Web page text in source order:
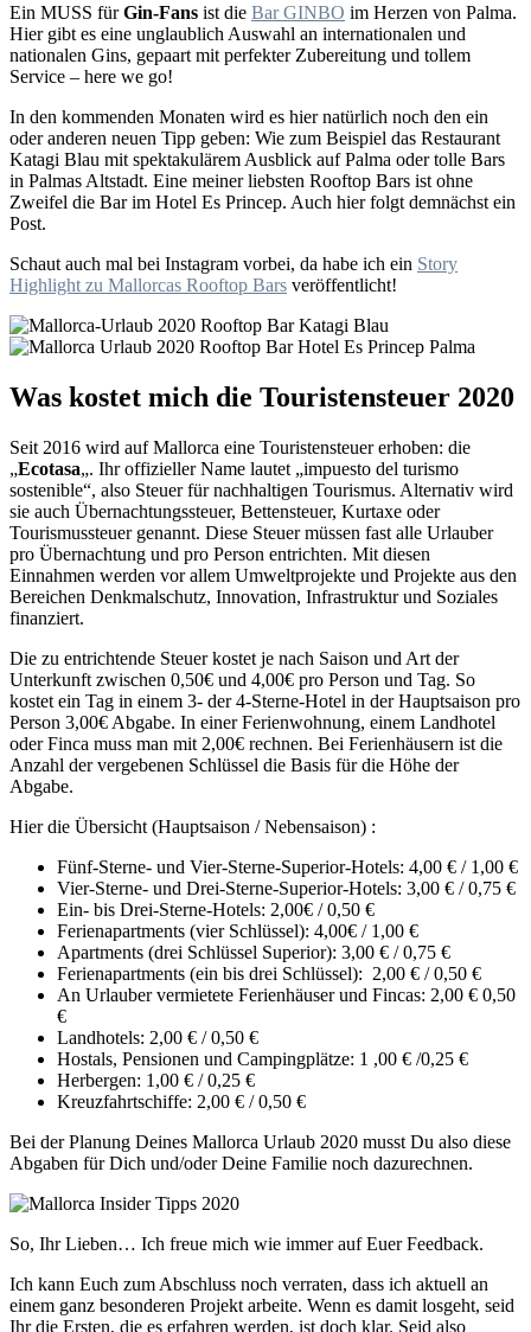
Ein MUSS fürGin-Fans ist die Bar GINBO im Herzen von Palma.
Hier gibt es eine unglaublich Auswahl an internationalen und
nationalen Gins, gepaart mit perfekter Zubereitung und tollem
Service – here we go!
In den kommenden Monaten wird es hier natürlich noch den ein
oder anderen neuen Tipp geben: Wie zum Beispiel das Restaurant
Katagi Blau mit spektakulärem Ausblick auf Palma oder tolle Bars
in Palmas Altstadt. Eine meiner liebsten Rooftop Bars ist ohne
Zweifel die Bar im Hotel Es Princep. Auch hier folgt demnächst ein
Post.
Schaut auch mal bei Instagram vorbei, da habe ich ein Story
Highlight zu Mallorcas Rooftop Bars veröffentlicht!
Was kostet mich die Touristensteuer 2020
Seit 2016 wird auf Mallorca eine Touristensteuer erhoben: die
„Ecotasa„. Ihr offizieller Name lautet „impuesto del turismo
sostenible“, also Steuer für nachhaltigen Tourismus. Alternativ wird
sie auch Übernachtungssteuer, Bettensteuer, Kurtaxe oder
Tourismussteuer genannt. Diese Steuer müssen fast alle Urlauber
pro Übernachtung und pro Person entrichten. Mit diesen
Einnahmen werden vor allem Umweltprojekte und Projekte aus den
Bereichen Denkmalschutz, Innovation, Infrastruktur und Soziales
finanziert.
Die zu entrichtende Steuer kostet je nach Saison und Art der
Unterkunft zwischen 0,50€ und 4,00€ pro Person und Tag. So
kostet ein Tag in einem 3- der 4-Sterne-Hotel in der Hauptsaison pro
Person 3,00€ Abgabe. In einer Ferienwohnung, einem Landhotel
oder Finca muss man mit 2,00€ rechnen. Bei Ferienhäusern ist die
Anzahl der vergebenen Schlüssel die Basis für die Höhe der
Abgabe.
Hier die Übersicht (Hauptsaison / Nebensaison) :
Fünf-Sterne- und Vier-Sterne-Superior-Hotels: 4,00 € / 1,00 €
Vier-Sterne- und Drei-Sterne-Superior-Hotels: 3,00 € / 0,75 €
Ein- bis Drei-Sterne-Hotels: 2,00€ / 0,50 €
Ferienapartments (vier Schlüssel): 4,00€ / 1,00 €
Apartments (drei Schlüssel Superior): 3,00 € / 0,75 €
Ferienapartments (ein bis drei Schlüssel): 2,00 € / 0,50 €
An Urlauber vermietete Ferienhäuser und Fincas: 2,00 € 0,50
€
Landhotels: 2,00 € / 0,50 €
Hostals, Pensionen und Campingplätze: 1 ,00 € /0,25 €
Herbergen: 1,00 € / 0,25 €
Kreuzfahrtschiffe: 2,00 € / 0,50 €
Bei der Planung Deines Mallorca Urlaub 2020 musst Du also diese
Abgaben für Dich und/oder Deine Familie noch dazurechnen.
So, Ihr Lieben… Ich freue mich wie immer auf Euer Feedback.
Ich kann Euch zum Abschluss noch verraten, dass ich aktuell an
einem ganz besonderen Projekt arbeite. Wenn es damit losgeht, seid
Ihr die Ersten, die es erfahren werden, ist doch klar. Seid also